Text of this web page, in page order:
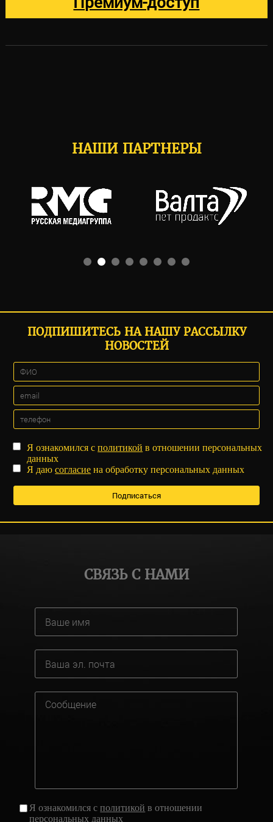
НАШИ ПАРТНЕРЫ
ПОДПИШИТЕСЬ НА НАШУ РАССЫЛКУ
НОВОСТЕЙ
Я ознакомился сполитикой в отношении персональных
данных
Я даюсогласие на обработку персональных данных
СВЯЗЬ С НАМИ
Я ознакомился сполитикой в отношении
персональных данных